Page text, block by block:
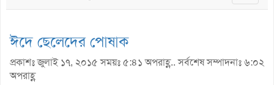
ঈদে ছেলেদের পোষাক
প্রকাশঃ জুলাই ১৭, ২০১৫ সময়ঃ ৫:৪১ অপরাহ্ণ.. সর্বশেষ সম্পাদনাঃ ৬:০২
অপরাহ্ণ